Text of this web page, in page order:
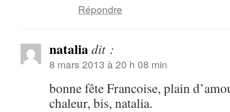
Répondre
nataliadit :
8 mars 2013 à 20 h 08 min
bonne fête Francoise, plain
chaleur, bis, natalia.